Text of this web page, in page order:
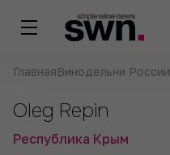
ГлавнаяВинодельни России
Oleg Repin
Республика Крым